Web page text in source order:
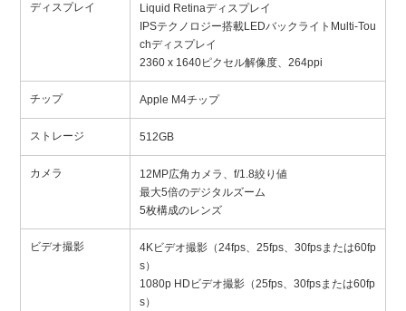
ディスプレイ
Liquid Retinaディスプレイ
IPSテクノロジー搭載LEDバックライトMulti-Tou
chディスプレイ
2360 x 1640ピクセル解像度、264ppi
チップ Apple M4チップ
ストレージ 512GB
カメラ
12MP広角カメラ、f/1.8絞り値
最大5倍のデジタルズーム
5枚構成のレンズ
ビデオ撮影
4Kビデオ撮影（24fps、25fps、30fpsまたは60fp
s）
1080p HDビデオ撮影（25fps、30fpsまたは60fp
s）